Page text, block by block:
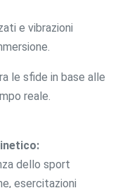
e vibrazioni
le sfide in base alle
reale.
dello sport
esercitazioni